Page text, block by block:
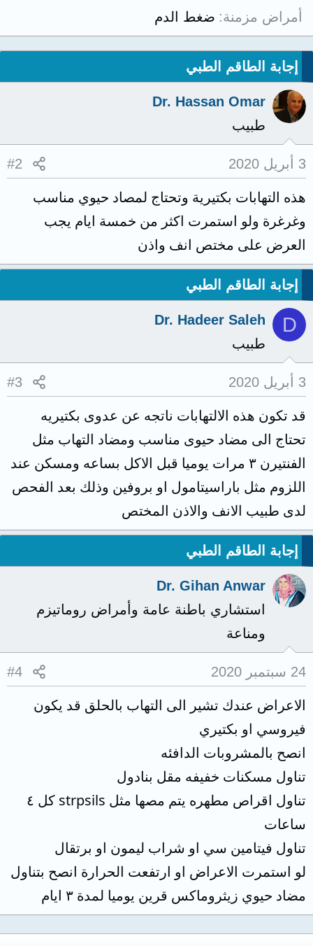
أمراض مزمنة ضغط الدم
إجابة الطاقم الطبي
Dr. Hassan Omar
طبيب
3 أبريل 2020 #2
هذه التهابات بكتيرية وتحتاج لمصاد حيوي مناسب
وغرغرة ولو استمرت اكثر من خمسة ايام يجب
العرض على مختص انف واذن
إجابة الطاقم الطبي
D
Dr. Hadeer Saleh
طبيب
3 أبريل 2020 #3
قد تكون هذه الالتهابات ناتجه عن عدوى بكتيريه
تحتاج الى مضاد حيوى مناسب ومضاد التهاب مثل
الفنتيرن ٣ مرات يوميا قبل الاكل بساعه ومسكن عند
اللزوم مثل باراسيتامول او بروفين وذلك بعد الفحص
لدى طبيب الانف والاذن المختص
إجابة الطاقم الطبي
Dr. Gihan Anwar
استشاري باطنة عامة وأمراض روماتيزم
ومناعة
24 سبتمبر 2020 #4
الاعراض عندك تشير الى التهاب بالحلق قد يكون
فيروسي او بكتيري
انصح بالمشروبات الدافئه
تناول مسكنات خفيفه مقل بنادول
تناول اقراص مطهره يتم مصها مثل strpsils كل ٤
ساعات
تناول فيتامين سي او شراب ليمون او برتقال
لو استمرت الاعراض او ارتفعت الحرارة انصح بتناول
مضاد حيوي زيثروماكس قرين يوميا لمدة ٣ ايام